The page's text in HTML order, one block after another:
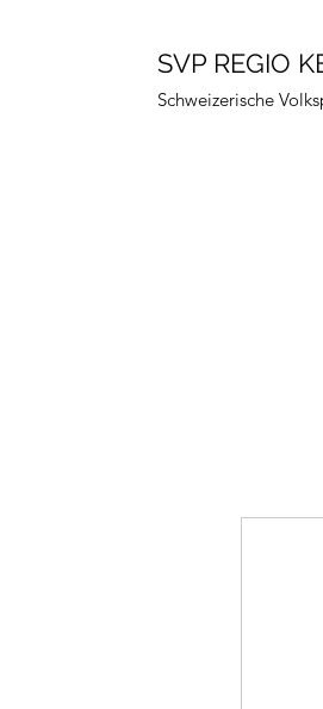
SVP REGIO
Schweizerische